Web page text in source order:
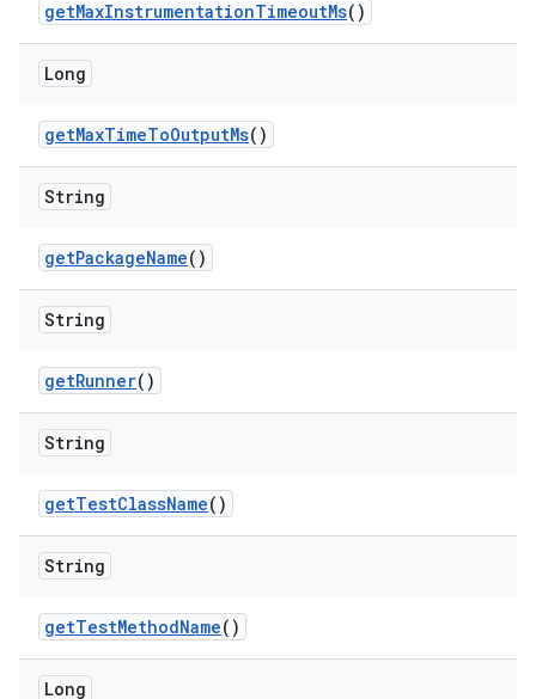
getMaxInstrumentationTimeoutMs()
Long
getMaxTimeToOutputMs()
String
getPackageName()
String
getRunner()
String
getTestClassName()
String
getTestMethodName()
Long